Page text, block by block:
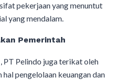
pekerjaan yang menuntut
yang mendalam.
Pemerintah
PT Pelindo juga terikat oleh
pengelolaan keuangan dan